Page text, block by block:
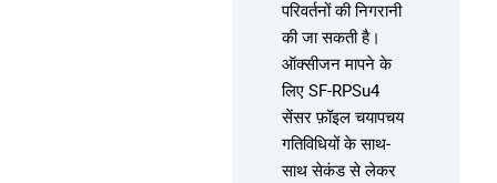
परिवर्तनों की निगरानी
की जा सकती है।
ऑक्सीजन मापने के
लिए SF-RPSu4
सेंसर फ़ॉइल चयापचय
गतिविधियों के साथ-
साथ सेकंड से लेकर